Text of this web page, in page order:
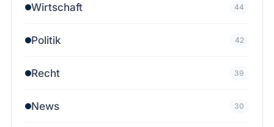
Wirtschaft 44
Politik 42
Recht 39
News 30